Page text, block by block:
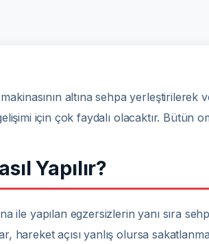
makinasının altına sehpa yerleştirilerek
için çok faydalı olacaktır. Bütün
Yapılır?
ile yapılan egzersizlerin yanı sıra
açısı yanlış olursa